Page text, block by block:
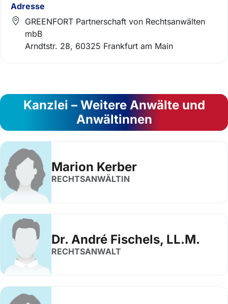
Adresse
GREENFORT Partnerschaft von Rechtsanwälten
mbB
Arndtstr. 28, 60325 Frankfurt am Main
Kanzlei – Weitere Anwälte und
Anwältinnen
Marion Kerber
RECHTSANWÄLTIN
Dr. André Fischels, LL.M.
RECHTSANWALT